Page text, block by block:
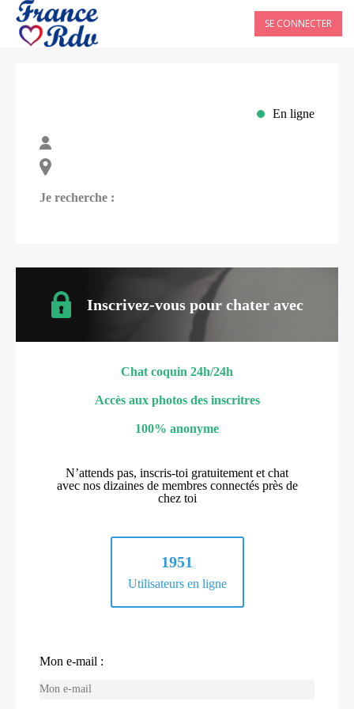
SE CONNECTER
En ligne
Je recherche :
Inscrivez-vous pour chater avec
Chat coquin 24h/24h
Accès aux photos des inscritres
100% anonyme
N’attends pas, inscris-toi gratuitement et chat
avec nos dizaines de membres connectés près de
chez toi
1951
Utilisateurs en ligne
Mon e-mail :